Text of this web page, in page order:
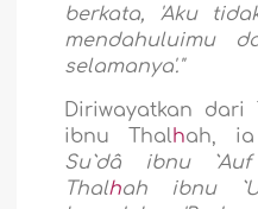
berkata, 'Aku
mendahuluimu
selamanya'."
Diriwayatkan dari
ibnu Thalhah,
Su`dâ ibnu
Thalhah ibnu